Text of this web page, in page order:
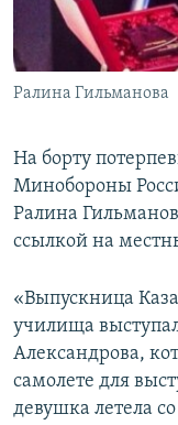
ПОБЕДИТЕЛЕЙ НЕ
ELIFBE
ПРИСОЕДИНЯЙТЕСЬ!
Все сайты RFE/
Ралина Гильманова
На борту
Минобороны
Ралина
ссылкой на
«Выпускница
училища
Александрова,
самолете для
девушка летела